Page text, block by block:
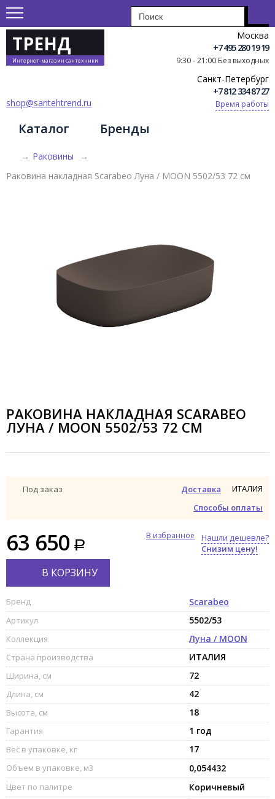
ТРЕНД
Интернет-магазин сантехники
Москва
+7 495 280 19 19
9:30 - 21:00 Без выходных
Санкт-Петербург
+7 812 334 87 27
Время работы
shop@santehtrend.ru
Каталог Бренды
→ Раковины
→
Раковина накладная Scarabeo Луна / MOON 5502/53 72 см
РАКОВИНА НАКЛАДНАЯ SCARABEO
ЛУНА / MOON 5502/53 72 СМ
Под заказ
Доставка
Способы оплаты
ИТАЛИЯ
63 650
Нашли дешевле?
Снизим цену!
В избранное
В КОРЗИНУ
Бренд Scarabeo
Артикул 5502/53
Коллекция Луна / MOON
Страна производства ИТАЛИЯ
Ширина, см 72
Длина, см 42
Высота, см 18
Гарантия 1 год
Вес в упаковке, кг 17
Объем в упаковке, м3 0,054432
Цвет по палитре Коричневый